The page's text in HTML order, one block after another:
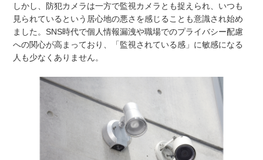
しかし、防犯カメラは一方で監視カメラとも捉えられ、いつも
見られているという居心地の悪さを感じることも意識され始め
ました。SNS時代で個人情報漏洩や職場でのプライバシー配慮
への関心が高まっており、「監視されている感」に敏感になる
人も少なくありません。